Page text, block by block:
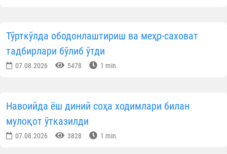
Тўрткўлда ободонлаштириш ва меҳр-саховат
тадбирлари бўлиб ўтди
07.08.2026 5478 1 min.
Навоийда ёш диний соҳа ходимлари билан
мулоқот ўтказилди
07.08.2026 3828 1 min.